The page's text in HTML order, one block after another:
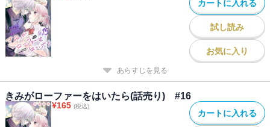
カートに入れる
試し読み
お気に入り
あらすじを見る
きみがローファーをはいたら(話売り) #16
¥165 (税込)
カートに入れる